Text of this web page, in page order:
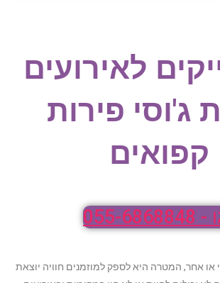
לאירועים
ג'וסי פירות
קפואים
או אחר, המטרה היא לספק למוזמנים חוויה יוצאת